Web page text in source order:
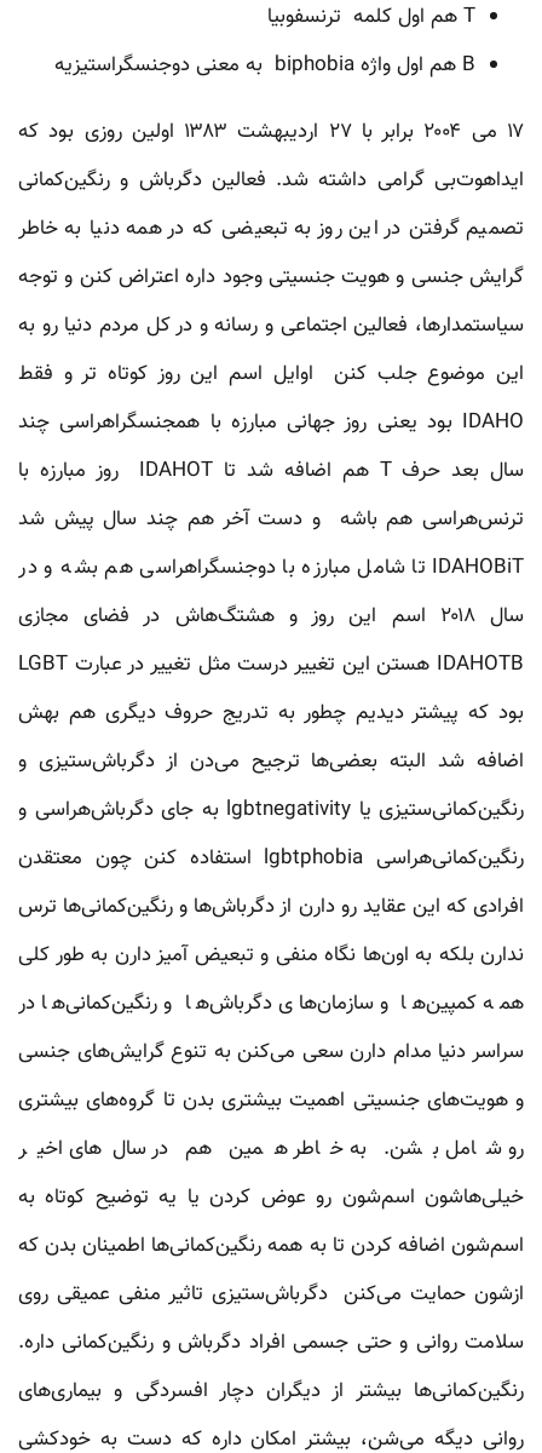
T هم اول کلمه ترنسفوبیا
B هم اول واژه biphobia به معنی دوجنسگراستیزیه
۱۷ می ۲۰۰۴ برابر با ۲۷ اردیبهشت ۱۳۸۳ اولین روزی بود که
ایداهوت‌بی گرامی داشته شد. فعالین دگرباش و رنگین‌کمانی
تصمیم گرفتن در این روز به تبعیضی که در همه دنیا به خاطر
گرایش جنسی و هویت جنسیتی وجود داره اعتراض کنن و توجه
سیاستمدارها، فعالین اجتماعی و رسانه و در کل مردم دنیا رو به
این موضوع جلب کنن اوایل اسم این روز کوتاه‌ تر و فقط
IDAHO بود یعنی روز جهانی مبارزه با همجنسگراهراسی چند
سال بعد حرف T هم اضافه شد تا IDAHOT روز مبارزه با
ترنس‌هراسی هم باشه و دست آخر هم چند سال پیش شد
IDAHOBiT تا شامل مبارزه با دوجنسگرا‌هراسی هم بشه و در
سال ۲۰۱۸ اسم این روز و هشتگ‌هاش در فضای مجازی
IDAHOTB هستن این تغییر درست مثل تغییر در عبارت LGBT
بود که پیشتر دیدیم چطور به تدریج حروف دیگری هم بهش
اضافه شد البته بعضی‌ها ترجیح می‌دن از دگرباش‌ستیزی و
رنگین‌‌کمانی‌ستیزی یا lgbtnegativity به جای دگرباش‌هراسی و
رنگین‌کمانی‌هراسی lgbtphobia استفاده کنن چون معتقدن
افرادی که این عقاید رو دارن از دگرباش‌ها و رنگین‌کمانی‌ها ترس
ندارن بلکه به اون‌ها نگاه منفی و تبعیض آمیز دارن به طور کلی
همه کمپین‌ها و سازمان‌های دگرباش‌ها و رنگین‌کمانی‌ها در
سراسر دنیا مدام دارن سعی می‌کنن به تنوع گرایش‌های جنسی
و هویت‌های جنسیتی اهمیت بیشتری بدن تا گروه‌های بیشتری
رو شامل بشن. به خاطر همین هم در سال‌های اخیر
خیلی‌هاشون اسم‌شون رو عوض کردن یا یه توضیح کوتاه به
اسم‌شون اضافه کردن تا به همه رنگین‌کمانی‌ها اطمینان بدن که
ازشون حمایت می‌کنن دگرباش‌ستیزی تاثیر منفی عمیقی روی
سلامت روانی و حتی جسمی افراد دگرباش و رنگین‌کمانی داره.
رنگین‌کمانی‌ها بیشتر از دیگران دچار افسردگی و بیماری‌های
روانی دیگه می‌شن، بیشتر امکان داره که دست به خودکشی